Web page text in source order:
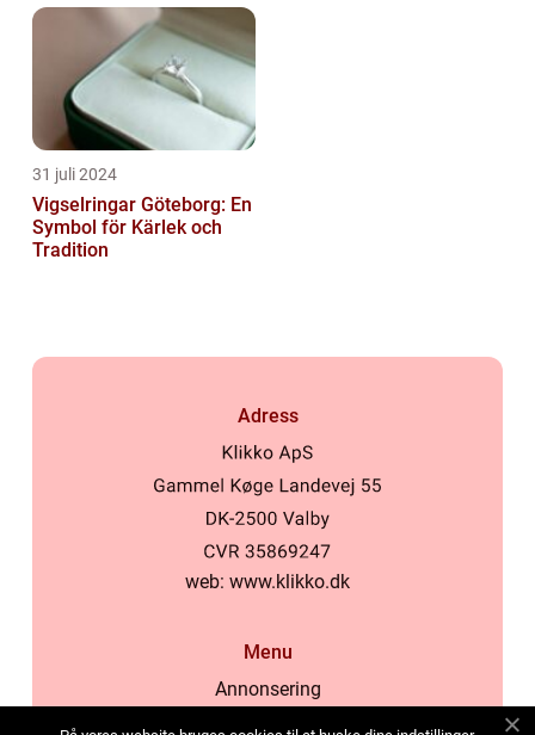
31 juli 2024
Vigselringar Göteborg: En
Symbol för Kärlek och
Tradition
Adress
web: www.klikko.dk
Menu
Annonsering